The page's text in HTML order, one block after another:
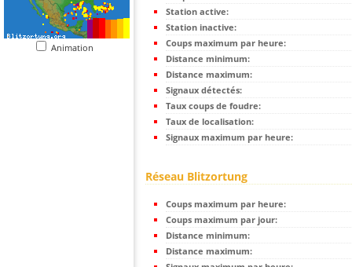
Animation
Station active:
Station inactive:
Coups maximum par heure:
Distance minimum:
Distance maximum:
Signaux détectés:
Taux coups de foudre:
Taux de localisation:
Signaux maximum par heure:
Réseau Blitzortung
Coups maximum par heure:
Coups maximum par jour:
Distance minimum:
Distance maximum: